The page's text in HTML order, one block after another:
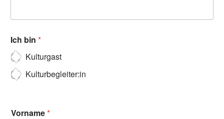
Ich bin *
Kulturgast
Kulturbegleiter:in
Vorname*